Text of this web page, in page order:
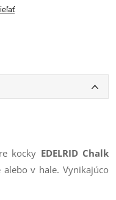
kocky EDELRID Chalk
v hale. Vynikajúco